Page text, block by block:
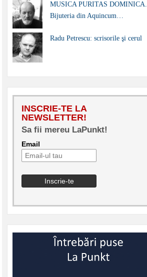
MUSICA PURITAS DOMINICA.
Bijuteria din Aquincum…
Radu Petrescu: scrisorile şi cerul
INSCRIE-TE LA
NEWSLETTER!
Sa fii mereu LaPunkt!
Email